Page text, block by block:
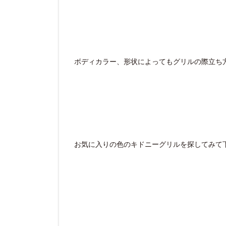
ボディカラー、形状によってもグリルの際立ち
お気に入りの色のキドニーグリルを探してみて